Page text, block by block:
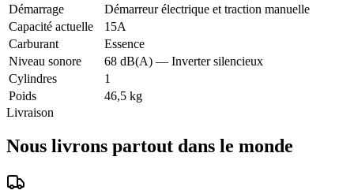
Démarrage
Démarreur électrique et traction manuelle
Capacité actuelle
15A
Carburant
Essence
Niveau sonore
68 dB(A) — Inverter silencieux
Cylindres
1
Poids
46,5 kg
Livraison
Nous livrons partout dans le monde